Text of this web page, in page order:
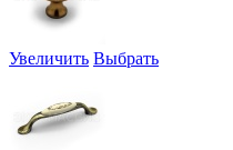
Увеличить Выбрать